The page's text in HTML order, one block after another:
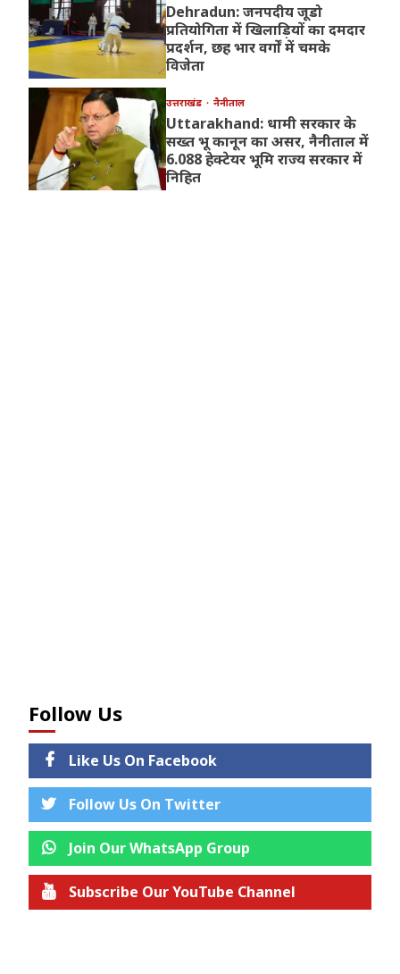
Dehradun: जनपदीय जूडो
प्रतियोगिता में खिलाड़ियों का दमदार
प्रदर्शन, छह भार वर्गों में चमके
विजेता
उत्तराखंड नैनीताल
Uttarakhand: धामी सरकार के
सख्त भू कानून का असर, नैनीताल में
6.088 हेक्टेयर भूमि राज्य सरकार में
निहित
Follow Us
Like Us On Facebook
Follow Us On Twitter
Join Our WhatsApp Group
Subscribe Our YouTube Channel